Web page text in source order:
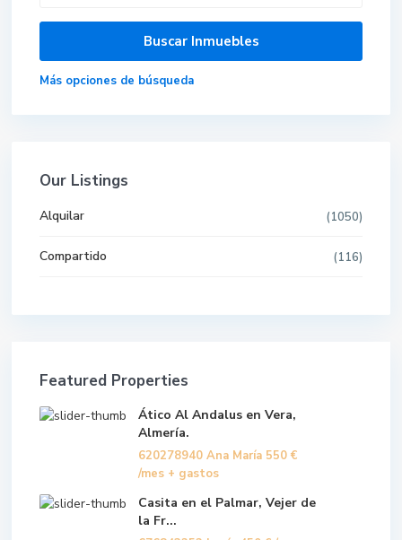
Más opciones de búsqueda
Our Listings
Alquilar (1050)
Compartido (116)
Featured Properties
Ático Al Andalus en Vera,
Almería.
620278940 Ana María 550 €
/mes + gastos
Casita en el Palmar, Vejer de
la Fr...